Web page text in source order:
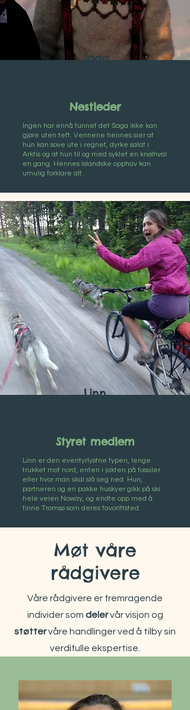
Saga
Nestleder
Ingen har ennå funnet det Saga ikke kan
gjøre uten teft. Vennene hennes sier at
hun kan sove ute i regnet, dyrke salat i
Arktis og at hun til og med syklet en knølhval
en gang. Hennes islandske opphav kan
umulig forklare alt.
Linn
Styret medlem
Linn er den eventyrlystne typen, lenge
trukket mot nord, enten i jakten på fossiler
eller hvor man skal slå seg ned. Hun,
partneren og en pakke huskyer gikk på ski
hele veien Noway, og endte opp med å
finne Tromsø som deres favorittsted.
Møt våre
rådgivere
Våre rådgivere er fremragende
individer som delervår visjon og
støttervåre handlinger ved å tilby sin
verdifulle ekspertise.